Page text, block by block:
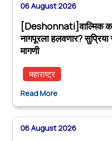
06 August 2026
[Deshonnati]वाल्मिक
नागपूरला हलवणार?
मागणी
महाराष्ट्र
Read More
06 August 2026